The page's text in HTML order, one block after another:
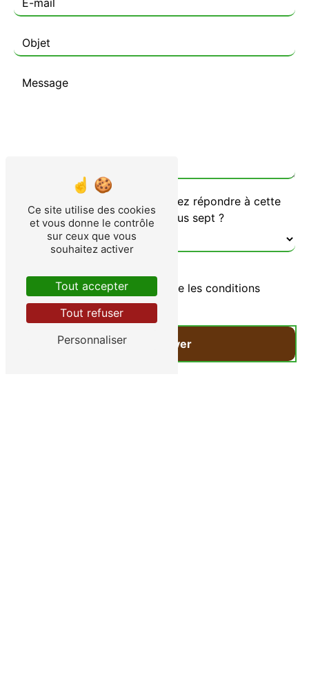
Vous n'êtes pas un robot, veuillez répondre à cette
question : combien font sept plus sept ?
En cochant cette case, j'accepte les conditions
particulières ci-dessous **
Envoyer
Ce site utilise des cookies
et vous donne le contrôle
sur ceux que vous
souhaitez activer
Tout accepter
Tout refuser
Personnaliser